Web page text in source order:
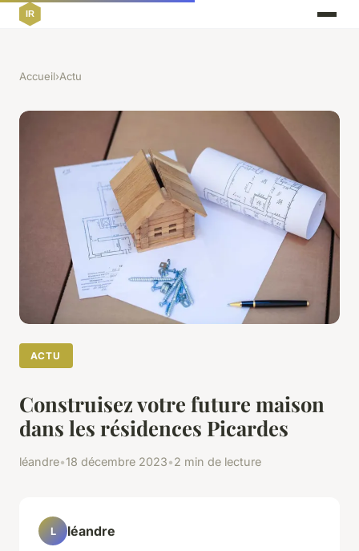
Accueil›Actu
ACTU
Construisez votre future maison
dans les résidences Picardes
léandre•18 décembre 2023•2 min de lecture
L léandre